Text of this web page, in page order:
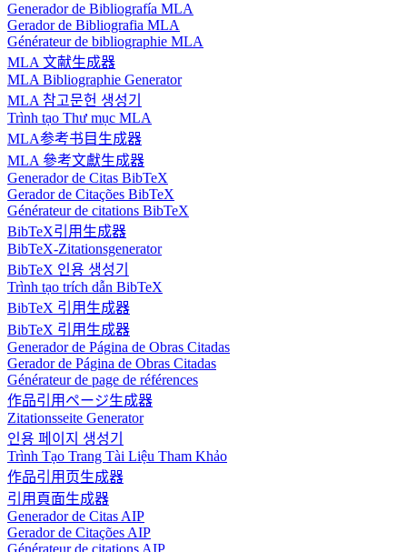
Generador de Bibliografía MLA
Gerador de Bibliografia MLA
Générateur de bibliographie MLA
MLA 文献生成器
MLA Bibliographie Generator
MLA 참고문헌 생성기
Trình tạo Thư mục MLA
MLA参考书目生成器
MLA 參考文獻生成器
Generador de Citas BibTeX
Gerador de Citações BibTeX
Générateur de citations BibTeX
BibTeX引用生成器
BibTeX-Zitationsgenerator
BibTeX 인용 생성기
Trình tạo trích dẫn BibTeX
BibTeX 引用生成器
BibTeX 引用生成器
Generador de Página de Obras Citadas
Gerador de Página de Obras Citadas
Générateur de page de références
作品引用ページ生成器
Zitationsseite Generator
인용 페이지 생성기
Trình Tạo Trang Tài Liệu Tham Khảo
作品引用页生成器
引用頁面生成器
Generador de Citas AIP
Gerador de Citações AIP
Générateur de citations AIP